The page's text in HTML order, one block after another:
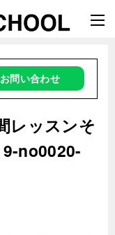
お問い合わせ
レッスンそ
no0020-